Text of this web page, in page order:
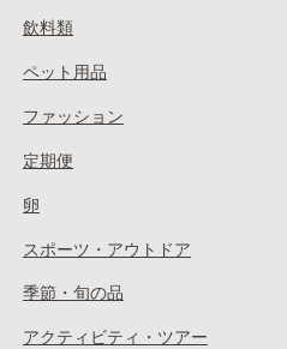
飲料類
ペット用品
ファッション
定期便
卵
スポーツ・アウトドア
季節・旬の品
アクティビティ・ツアー